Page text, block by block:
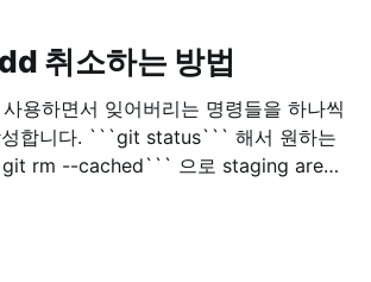
로그가 있었습니다. Mixlib::ShellOut:
취소하는 방법
해서 원하는